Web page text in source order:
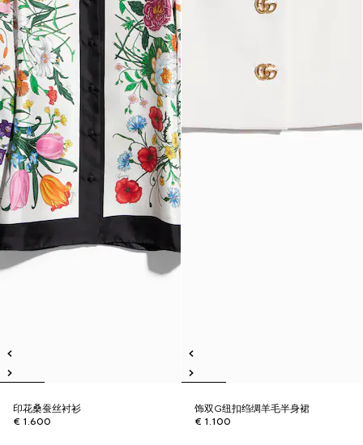
印花桑蚕丝衬衫
€ 1.600
饰双G纽扣绉绸羊毛半身裙
€ 1.100